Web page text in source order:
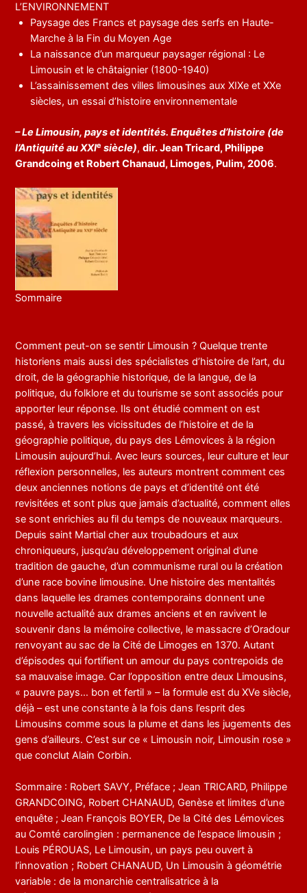
L’ENVIRONNEMENT
Paysage des Francs et paysage des serfs en Haute-
Marche à la Fin du Moyen Age
La naissance d’un marqueur paysager régional : Le
Limousin et le châtaignier (1800-1940)
L’assainissement des villes limousines aux XIXe et XXe
siècles, un essai d’histoire environnementale
– Le Limousin, pays et identités. Enquêtes d’histoire (de
l’Antiquité au XXIe siècle),dir. Jean Tricard, Philippe
Grandcoing et Robert Chanaud, Limoges, Pulim, 2006.
Sommaire
Comment peut-on se sentir Limousin ? Quelque trente
historiens mais aussi des spécialistes d’histoire de l’art, du
droit, de la géographie historique, de la langue, de la
politique, du folklore et du tourisme se sont associés pour
apporter leur réponse. Ils ont étudié comment on est
passé, à travers les vicissitudes de l’histoire et de la
géographie politique, du pays des Lémovices à la région
Limousin aujourd’hui. Avec leurs sources, leur culture et leur
réflexion personnelles, les auteurs montrent comment ces
deux anciennes notions de pays et d’identité ont été
revisitées et sont plus que jamais d’actualité, comment elles
se sont enrichies au fil du temps de nouveaux marqueurs.
Depuis saint Martial cher aux troubadours et aux
chroniqueurs, jusqu’au développement original d’une
tradition de gauche, d’un communisme rural ou la création
d’une race bovine limousine. Une histoire des mentalités
dans laquelle les drames contemporains donnent une
nouvelle actualité aux drames anciens et en ravivent le
souvenir dans la mémoire collective, le massacre d’Oradour
renvoyant au sac de la Cité de Limoges en 1370. Autant
d’épisodes qui fortifient un amour du pays contrepoids de
sa mauvaise image. Car l’opposition entre deux Limousins,
« pauvre pays… bon et fertil » – la formule est du XVe siècle,
déjà – est une constante à la fois dans l’esprit des
Limousins comme sous la plume et dans les jugements des
gens d’ailleurs. C’est sur ce « Limousin noir, Limousin rose »
que conclut Alain Corbin.
Sommaire : Robert SAVY, Préface ; Jean TRICARD, Philippe
GRANDCOING, Robert CHANAUD, Genèse et limites d’une
enquête ; Jean François BOYER, De la Cité des Lémovices
au Comté carolingien : permanence de l’espace limousin ;
Louis PÉROUAS, Le Limousin, un pays peu ouvert à
l’innovation ; Robert CHANAUD, Un Limousin à géométrie
variable : de la monarchie centralisatrice à la